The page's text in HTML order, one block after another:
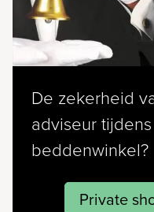
De zekerheid
adviseur
beddenwinkel?
Private